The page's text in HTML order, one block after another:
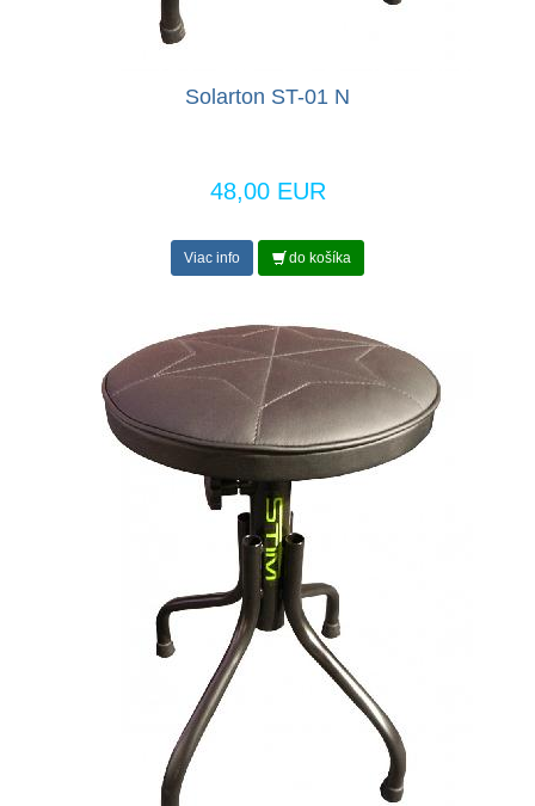
Solarton ST-01 N
48,00 EUR
Viac info do košíka